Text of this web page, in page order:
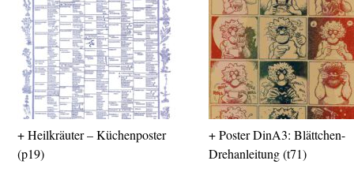
+ Heilkräuter – Küchenposter
(p19)
+ Poster DinA3: Blättchen-
Drehanleitung (t71)